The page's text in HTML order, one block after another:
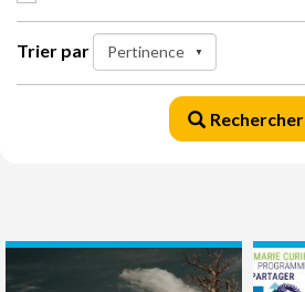
Trier par
Rechercher